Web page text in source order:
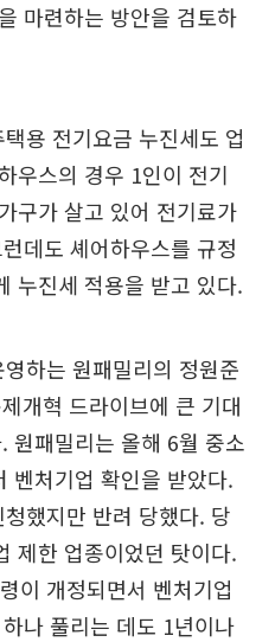
마련하는 방안을 검토하
용 전기요금 누진세도 업
우스의 경우 1인이 전기
구가 살고 있어 전기료가
데도 셰어하우스를 규정
누진세 적용을 받고 있다.
하는 원패밀리의 정원준
개혁 드라이브에 큰 기대
원패밀리는 올해 6월 중소
벤처기업 확인을 받았다.
했지만 반려 당했다. 당
제한 업종이었던 탓이다.
이 개정되면서 벤처기업
나 풀리는 데도 1년이나